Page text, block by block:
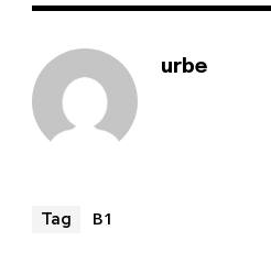
urbe
Tag B1